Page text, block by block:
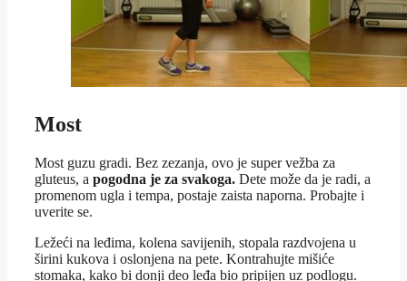
Most
Most guzu gradi. Bez zezanja, ovo je super vežba za
gluteus, a pogodna je za svakoga. Dete može da je radi, a
promenom ugla i tempa, postaje zaista naporna. Probajte i
uverite se.
Ležeći na leđima, kolena savijenih, stopala razdvojena u
širini kukova i oslonjena na pete. Kontrahujte mišiće
stomaka, kako bi donji deo leđa bio pripijen uz podlogu.